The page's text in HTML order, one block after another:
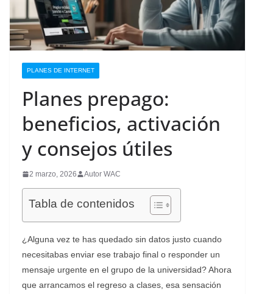
PLANES DE INTERNET
Planes prepago:
beneficios, activación
y consejos útiles
2 marzo, 2026 Autor WAC
Tabla de contenidos
¿Alguna vez te has quedado sin datos justo cuando
necesitabas enviar ese trabajo final o responder un
mensaje urgente en el grupo de la universidad? Ahora
que arrancamos el regreso a clases, esa sensación